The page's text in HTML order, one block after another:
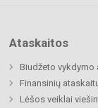
Ataskaitos
Biudžeto vykdymo
Finansinių
Lėšos veiklai